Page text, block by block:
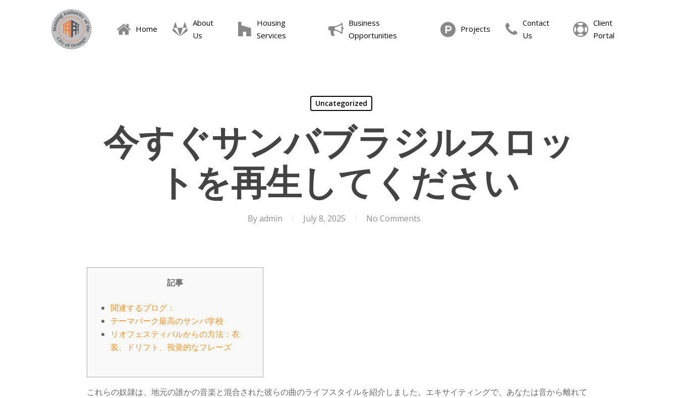
Home
About
Us
Housing
Services
Business
Opportunities
Projects
Contact
Us
Client
Portal
Uncategorized
今すぐサンバブラジルスロッ
トを再生してください
By admin July 8, 2025 No Comments
記事
関連するブログ：
テーマパーク最高のサンバ学校
リオフェスティバルからの方法：衣
装、ドリフト、視覚的なフレーズ
これらの奴隷は、地元の誰かの音楽と混合された彼らの曲のライフスタイルを紹介しました。エキサイティングで、あなたは音から離れて